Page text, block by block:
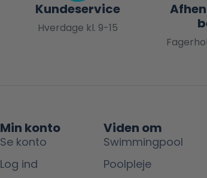
Kundeservice
Hverdage kl. 9-15
Min konto
Se konto
Log ind
Viden om
Swimmingpool
Poolpleje